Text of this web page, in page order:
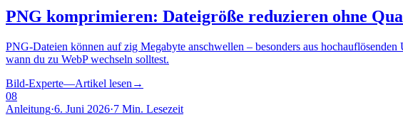
PNG komprimieren: Dateigröße reduzieren ohne
PNG-Dateien können auf zig Megabyte anschwellen – besonders aus
wann du zu WebP wechseln solltest.
Bild-Experte—Artikel lesen →
08
Anleitung·6. Juni 2026·7 Min. Lesezeit